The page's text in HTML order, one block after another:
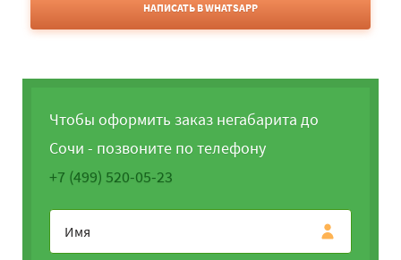
НАПИСАТЬ В WHATSAPP
Чтобы оформить заказ негабарита до
Сочи - позвоните по телефону
+7 (499) 520-05-23